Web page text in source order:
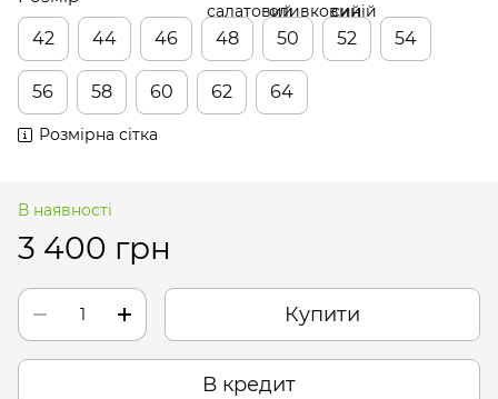
42
44 46 48 50 52 54
56 58 60 62 64
Розмірна сітка
В наявності
3 400 грн
Купити
В кредит